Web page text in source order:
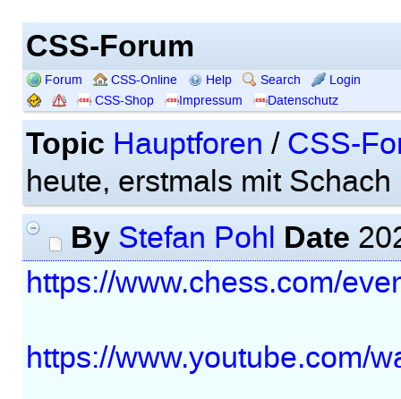
CSS-Forum
Forum CSS-Online Help Search
Login
CSS-Shop
Impressum Datenschutz
Topic Hauptforen / CSS-
heute, erstmals mit Schach
By Stefan Pohl Date
https://www.chess.com/
https://www.youtube.com/